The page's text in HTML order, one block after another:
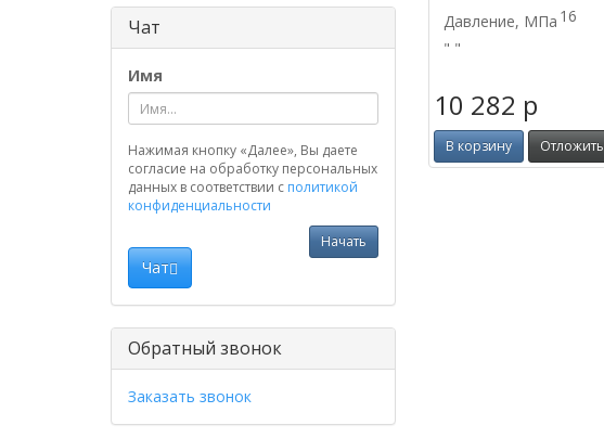
Чат
Имя
Нажимая кнопку «Далее», Вы даете
согласие на обработку персональных
данных в соответствии с политикой
конфиденциальности
Начать
Чат
Обратный звонок
Заказать звонок
Давление, МПа 16
" "
10 282 p
В корзину Отложить